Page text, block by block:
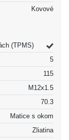
Kovové
(TPMS)
5
115
M12x1.5
70.3
Matice s okom
Zliatina